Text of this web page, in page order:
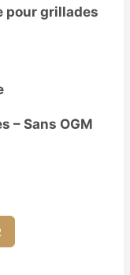
pour grillades
– Sans OGM